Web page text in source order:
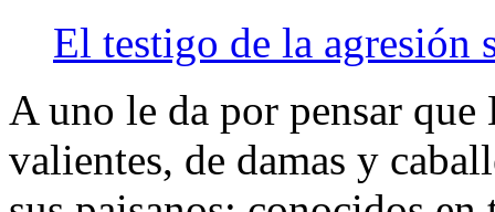
El testigo de la agresión
A uno le da por pensar que
valientes, de damas y